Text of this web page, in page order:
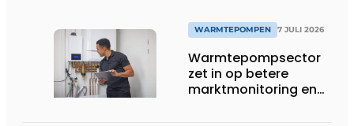
WARMTEPOMPEN 7 JULI 2026
Warmtepompsector
zet in op betere
marktmonitoring en